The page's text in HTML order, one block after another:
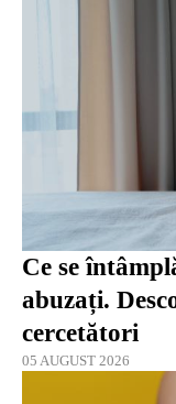
Ce se
abuzați.
cercetători
05 AUGUST 2026